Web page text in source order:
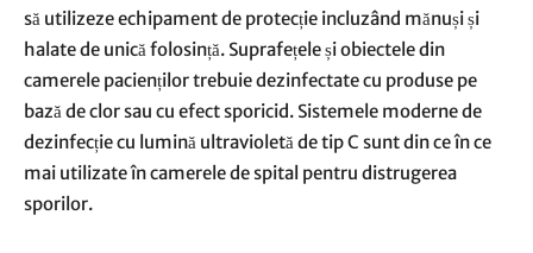
să utilizeze echipament de protecție incluzând mănuși și
halate de unică folosință. Suprafețele și obiectele din
camerele pacienților trebuie dezinfectate cu produse pe
bază de clor sau cu efect sporicid. Sistemele moderne de
dezinfecție cu lumină ultravioletă de tip C sunt din ce în ce
mai utilizate în camerele de spital pentru distrugerea
sporilor.